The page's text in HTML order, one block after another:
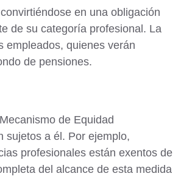
en una obligación
de su categoría profesional. La
empleados, quienes verán
de pensiones.
de Equidad
sujetos a él. Por ejemplo,
profesionales están exentos de
del alcance de esta medida